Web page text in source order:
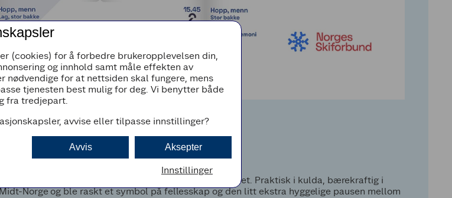
påfyll av Coop Kaffe på stadion gjennom mesterskapet. Praktisk i kulda, bærekraftig i
Norge og ble raskt et symbol på fellesskap og den litt ekstra hyggelige pausen mellom
(cookies) for å forbedre brukeropplevelsen din,
og innhold samt måle effekten av
nødvendige for at nettsiden skal fungere, mens
tjenesten best mulig for deg. Vi benytter både
fra tredjepart.
avvise eller tilpasse innstillinger?
Aksepter
Avvis
Innstillinger